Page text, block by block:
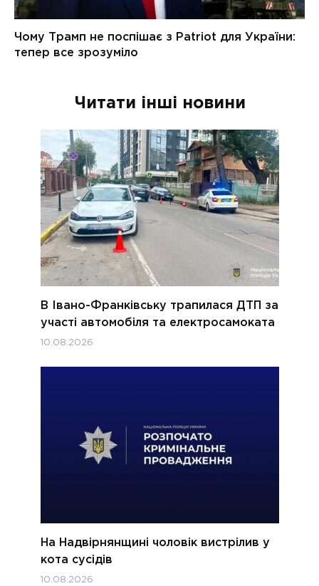
Читати інші новини
В Івано-Франківську трапилася ДТП за
участі автомобіля та електросамоката
10.08.2026
На Надвірнянщині чоловік вистрілив у
кота сусідів
10.08.2026